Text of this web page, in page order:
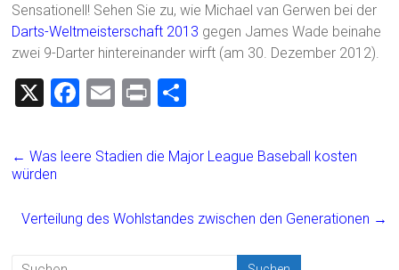
Sensationell! Sehen Sie zu, wie Michael van Gerwen bei der
Darts-Weltmeisterschaft 2013 gegen James Wade beinahe
zwei 9-Darter hintereinander wirft (am 30. Dezember 2012).
X
F
ce
o
ok
E
ai
Pr
t
e
← Was leere Stadien die Major League Baseball kosten
würden
Verteilung des Wohlstandes zwischen den Generationen →